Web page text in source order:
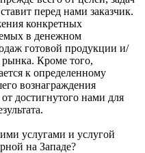
перед нами заказчик.
конкретных
в денежном
готовой продукции и/
Кроме того,
к определенному
вознаграждения
достигнутого нами для
услугами и услугой
на Западе?